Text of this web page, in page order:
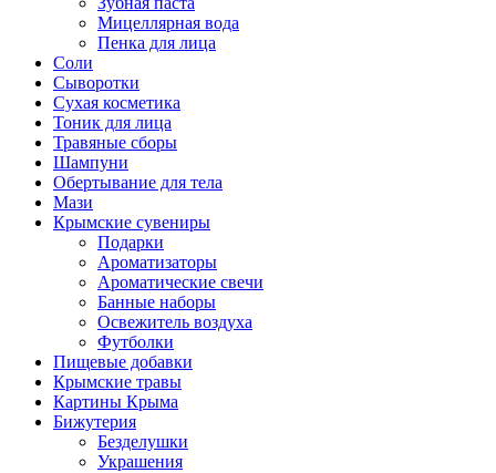
Мицеллярная вода
Пенка для лица
Соли
Сыворотки
Сухая косметика
Тоник для лица
Травяные сборы
Шампуни
Обертывание для тела
Мази
Крымские сувениры
Подарки
Ароматизаторы
Ароматические свечи
Банные наборы
Освежитель воздуха
Футболки
Пищевые добавки
Крымские травы
Картины Крыма
Бижутерия
Безделушки
Украшения